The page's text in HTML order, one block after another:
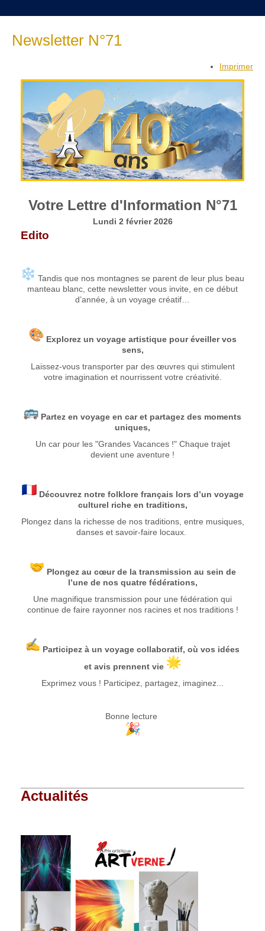
Newsletter N°71
Imprimer
Votre Lettre d'Information N°71
Lundi 2 février 2026
Edito
Tandis que nos montagnes se parent de leur plus beau
manteau blanc, cette newsletter vous invite, en ce début
d’année, à un voyage créatif…
Explorez un voyage artistique pour éveiller vos
sens,
Laissez-vous transporter par des œuvres qui stimulent
votre imagination et nourrissent votre créativité.
Partez en voyage en car et partagez des moments
uniques,
Un car pour les "Grandes Vacances !" Chaque trajet
devient une aventure !
Découvrez notre folklore français lors d’un voyage
culturel riche en traditions,
Plongez dans la richesse de nos traditions, entre musiques,
danses et savoir-faire locaux.
Plongez au cœur de la transmission au sein de
l’une de nos quatre fédérations,
Une magnifique transmission pour une fédération qui
continue de faire rayonner nos racines et nos traditions !
Participez à un voyage collaboratif, où vos idées
et avis prennent vie
Exprimez vous ! Participez, partagez, imaginez...
Bonne lecture
Actualités